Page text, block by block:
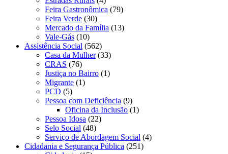
Feira Gastronômica (79)
Feira Verde (30)
Mercado da Família (13)
Vale-Gás (10)
Assistência Social (562)
Casa da Mulher(33)
CRAS (76)
Justiça no Bairro (1)
Migrante (1)
PCD (5)
Pessoa com Deficiência (9)
Oficina da Inclusão (1)
Pessoa Idosa (22)
Selo Social (48)
Serviço de Abordagem Social (4)
Cidadania e Segurança Pública (251)